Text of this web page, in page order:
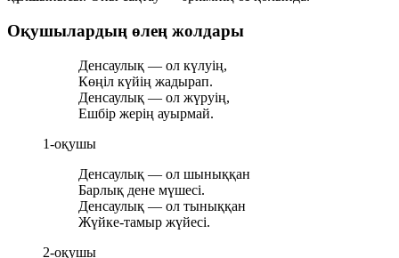
Оқушылардың өлең жолдары
Денсаулық — ол күлуің,
Көңіл күйің жадырап.
Денсаулық — ол жүруің,
Ешбір жерің ауырмай.
1-оқушы
Денсаулық — ол шыныққан
Барлық дене мүшесі.
Денсаулық — ол тыныққан
Жүйке-тамыр жүйесі.
2-оқушы